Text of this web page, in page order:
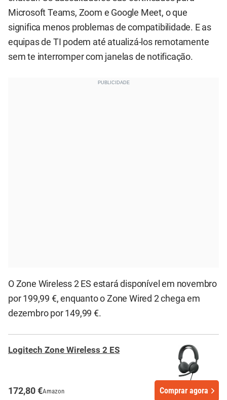
Microsoft Teams, Zoom e Google Meet, o que
significa menos problemas de compatibilidade. E as
equipas de TI podem até atualizá-los remotamente
sem te interromper com janelas de notificação.
O Zone Wireless 2 ES estará disponível em novembro
por 199,99 €, enquanto o Zone Wired 2 chega em
dezembro por 149,99 €.
Logitech Zone Wireless 2 ES
172,80 €Amazon Comprar agora